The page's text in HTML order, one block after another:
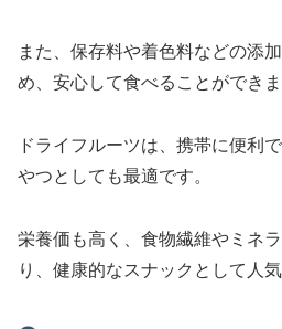
また、保存料や着色料などの添
め、安心して食べることができま
ドライフルーツは、携帯に便利
やつとしても最適です。
栄養価も高く、食物繊維やミネ
り、健康的なスナックとして人気